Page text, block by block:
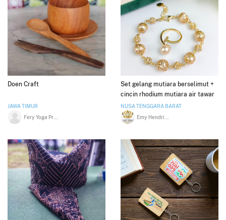
Doen Craft
JAWA TIMUR
Set gelang mutiara berselimut +
cincin rhodium mutiara air tawar
NUSA TENGGARA BARAT